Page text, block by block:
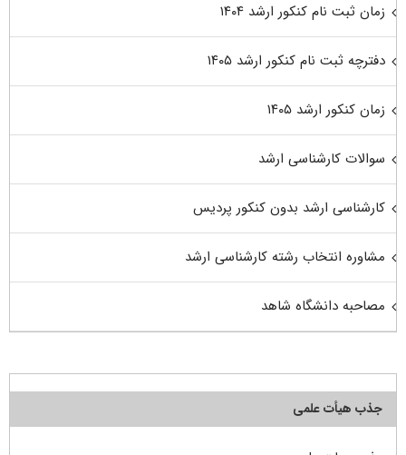
زمان ثبت نام کنکور ارشد ۱۴۰۴
دفترچه ثبت نام کنکور ارشد ۱۴۰۵
زمان کنکور ارشد ۱۴۰۵
سوالات کارشناسی ارشد
کارشناسی ارشد بدون کنکور پردیس
مشاوره انتخاب رشته کارشناسی ارشد
مصاحبه دانشگاه شاهد
جذب هیأت علمی